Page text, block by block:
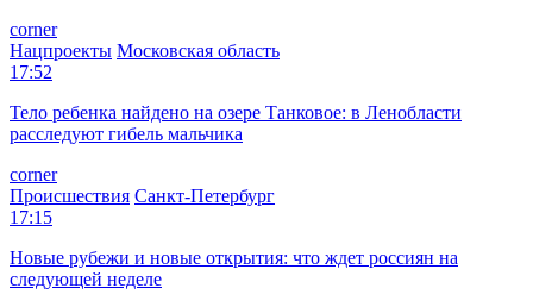
corner
Нацпроекты Московская область
17:52
Тело ребенка найдено на озере Танковое: в Ленобласти
расследуют гибель мальчика
corner
Происшествия Санкт-Петербург
17:15
Новые рубежи и новые открытия: что ждет россиян на
следующей неделе